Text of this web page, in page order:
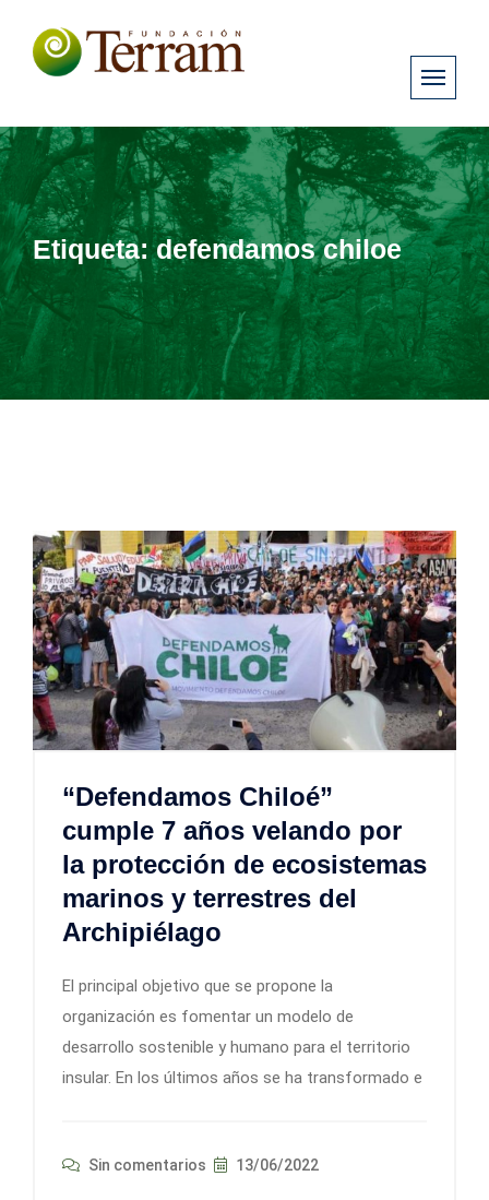
Etiqueta:defendamos chiloe
“Defendamos Chiloé”
cumple 7 años velando por
la protección de ecosistemas
marinos y terrestres del
Archipiélago
El principal objetivo que se propone la
organización es fomentar un modelo de
desarrollo sostenible y humano para el territorio
insular. En los últimos años se ha transformado e
Sin comentarios 13/06/2022